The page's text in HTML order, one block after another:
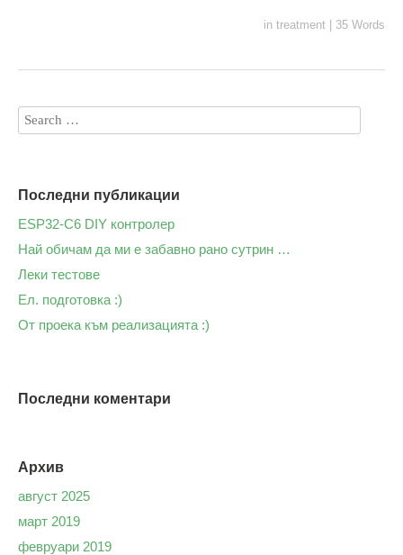
in treatment 35 Words
Последни публикации
ESP32-C6 DIY контролер
Най обичам да ми е забавно рано сутрин …
Леки тестове
Ел. подготовка :)
От проека към реализацията :)
Последни коментари
Архив
август 2025
март 2019
февруари 2019